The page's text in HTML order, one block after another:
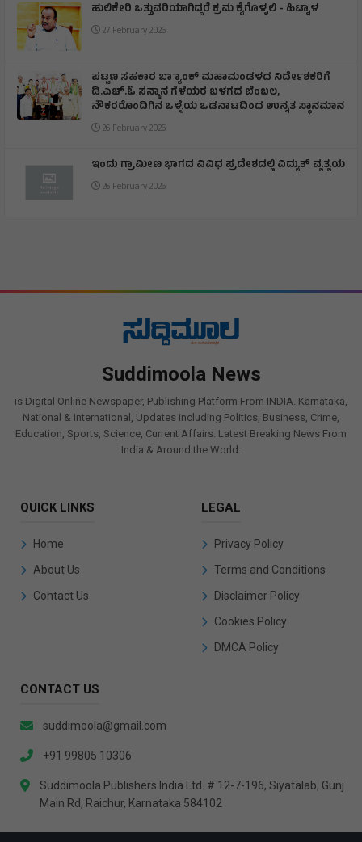
ಹುಲಿಕೇರಿ ಒತ್ತುವರಿಯಾಗಿದ್ದರೆ ಕ್ರಮ ಕೈಗೊಳ್ಳಲಿ - ಹಿಟ್ನಾಳ
27 February 2026
ಪಟ್ಟಣ ಸಹಕಾರ ಬ್ಯಾಾಂಕ್ ಮಹಾಮಂಡಳದ ನಿರ್ದೇಶಕರಿಗೆ
ಡಿ.ಎಚ್.ಓ ಸನ್ಮಾನ ಗೆಳೆಯರ ಬಳಗದ ಬೆಂಬಲ,
ನೌಕರರೊಂದಿಗಿನ ಒಳ್ಳೆಯ ಒಡನಾಟದಿಂದ ಉನ್ನತ ಸ್ಥಾನಮಾನ
26 February 2026
ಇಂದು ಗ್ರಾಮೀಣ ಭಾಗದ ವಿವಿಧ ಪ್ರದೇಶದಲ್ಲಿ ವಿದ್ಯುತ್ ವ್ಯತ್ಯಯ
26 February 2026
Suddimoola News
is Digital Online Newspaper, Publishing Platform From INDIA. Karnataka,
National & International, Updates including Politics, Business, Crime,
Education, Sports, Science, Current Affairs. Latest Breaking News From
India & Around the World.
QUICK LINKS
Home
About Us
Contact Us
LEGAL
Privacy Policy
Terms and Conditions
Disclaimer Policy
Cookies Policy
DMCA Policy
CONTACT US
suddimoola@gmail.com
+91 99805 10306
Suddimoola Publishers India Ltd. # 12-7-196, Siyatalab, Gunj
Main Rd, Raichur, Karnataka 584102